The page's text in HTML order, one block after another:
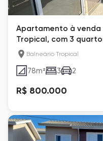
Apartamento à venda
Tropical, com 3
Balneário Tropical
78m² 3 2
R$ 800.000